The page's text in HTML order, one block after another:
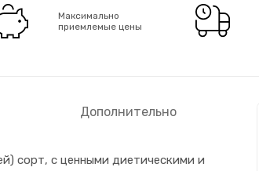
Максимально
приемлемые цены
Дополнительно
сорт, с ценными диетическими и